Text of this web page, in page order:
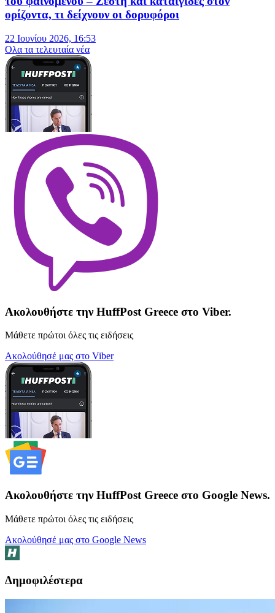
ορίζοντα, τι δείχνουν οι δορυφόροι
22 Ιουνίου 2026, 16:53
Oλα τα τελευταία νέα
Ακολουθήστε την HuffPost Greece στο Viber.
Μάθετε πρώτοι όλες τις ειδήσεις
Ακολούθησέ μας στο Viber
Ακολουθήστε την HuffPost Greece στο Google News.
Μάθετε πρώτοι όλες τις ειδήσεις
Ακολούθησέ μας στο Google News
Δημοφιλέστερα